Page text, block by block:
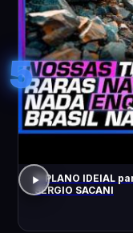
5
O PLANO IDEIAL
SÉRGIO SACANI